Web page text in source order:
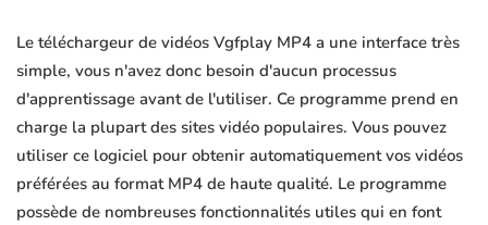
Le téléchargeur de vidéos Vgfplay MP4 a une interface très
simple, vous n'avez donc besoin d'aucun processus
d'apprentissage avant de l'utiliser. Ce programme prend en
charge la plupart des sites vidéo populaires. Vous pouvez
utiliser ce logiciel pour obtenir automatiquement vos vidéos
préférées au format MP4 de haute qualité. Le programme
possède de nombreuses fonctionnalités utiles qui en font